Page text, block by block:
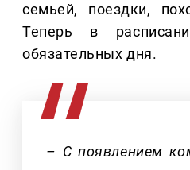
семьей, поездки,
Теперь в
обязательных дня.
– С появлением